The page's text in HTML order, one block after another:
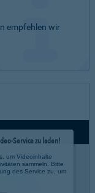
empfehlen wir
Service zu laden!
um Videoinhalte
sammeln. Bitte
des Service zu, um